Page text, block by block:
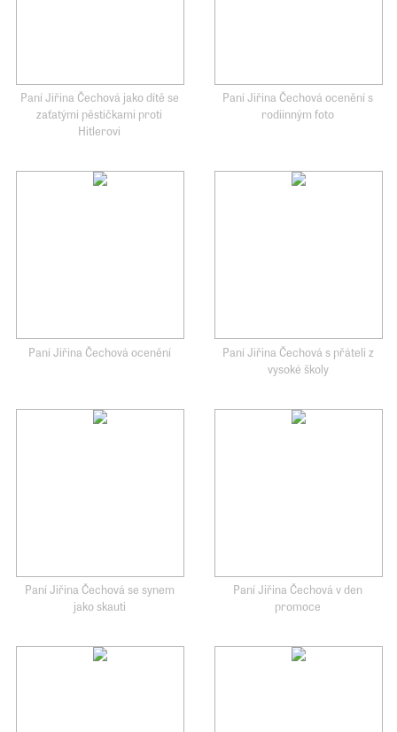
Paní Jiřina Čechová jako dítě se
zaťatými pěstičkami proti
Hitlerovi
Paní Jiřina Čechová ocenění s
rodiinným foto
Paní Jiřina Čechová ocenění
Paní Jiřina Čechová s přáteli z
vysoké školy
Paní Jiřina Čechová se synem
jako skauti
Paní Jiřina Čechová v den
promoce